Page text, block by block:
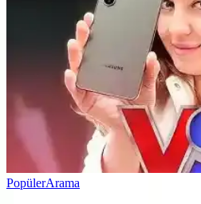
PopülerArama